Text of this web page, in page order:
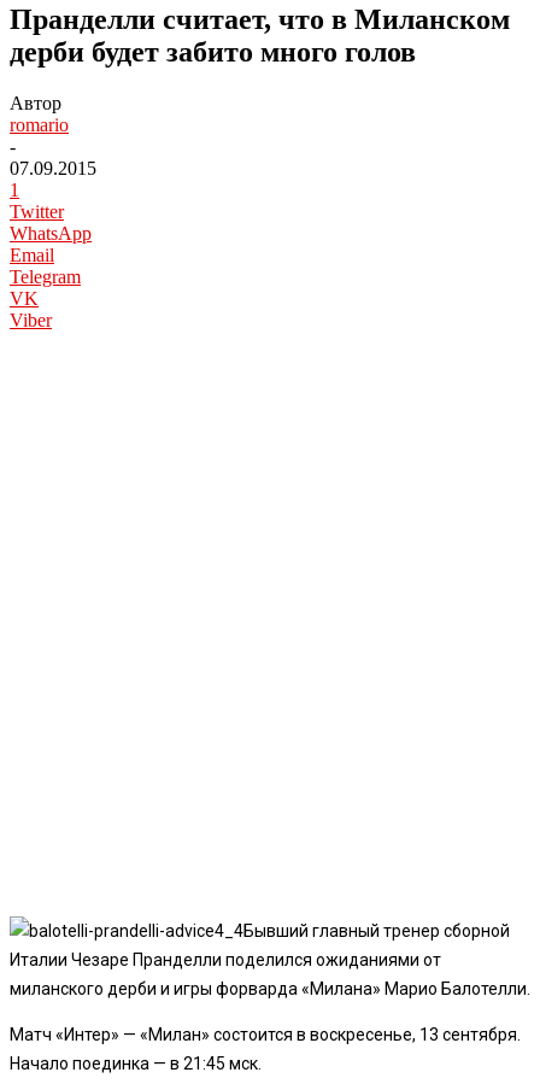
Пранделли считает, что в Миланском
дерби будет забито много голов
Автор
romario
-
07.09.2015
1
Twitter
WhatsApp
Email
Telegram
VK
Viber
Бывший главный тренер сборной
Италии Чезаре Пранделли поделился ожиданиями от
миланского дерби и игры форварда «Милана» Марио Балотелли.
Матч «Интер» — «Милан» состоится в воскресенье, 13 сентября.
Начало поединка — в 21:45 мск.